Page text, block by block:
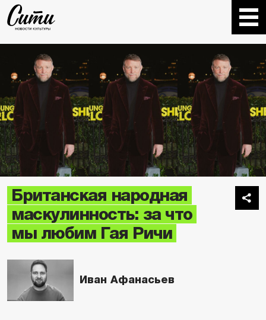
Британская народная
маскулинность: за что
мы любим Гая Ричи
Иван Афанасьев